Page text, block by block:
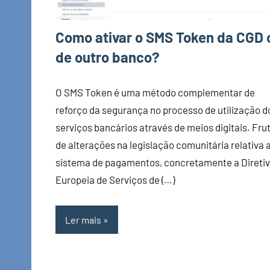
Como ativar o SMS Token da CGD
de outro banco?
O SMS Token é uma método complementar de
reforço da segurança no processo de utilização
serviços bancários através de meios digitais.
de alterações na legislação comunitária relativa
sistema de pagamentos, concretamente a
Europeia de Serviços de (…)
Ler mais